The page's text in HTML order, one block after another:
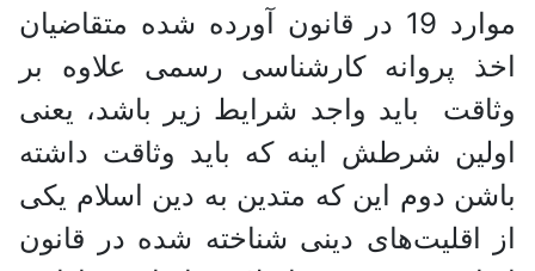
موارد 19 در قانون آورده شده متقاضیان
اخذ پروانه کارشناسی رسمی علاوه بر
وثاقت باید واجد شرایط زیر باشد، یعنی
اولین شرطش اینه که باید وثاقت داشته
باشن دوم این که متدین به دین اسلام یکی
از اقلیت‌های دینی شناخته شده در قانون